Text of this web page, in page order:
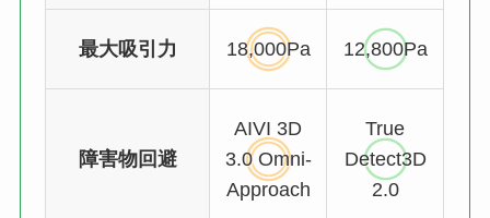
最大吸引力 18,000Pa 12,800Pa
障害物回避
AIVI 3D
3.0 Omni-
Approach
True
Detect3D
2.0